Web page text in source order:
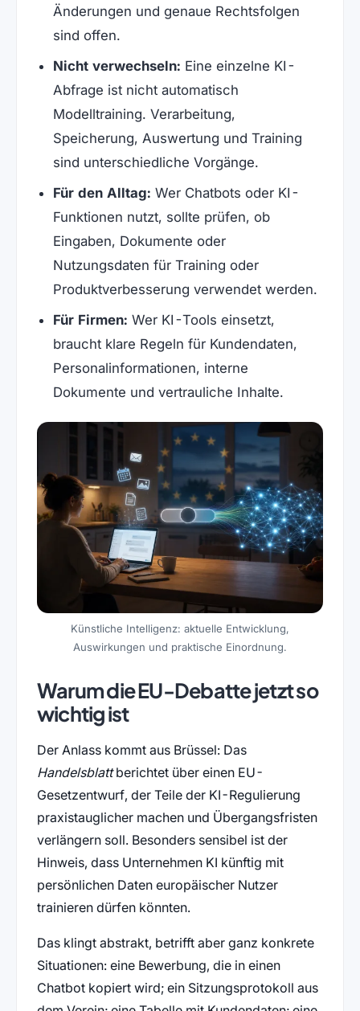
Änderungen und genaue Rechtsfolgen
sind offen.
Nicht verwechseln: Eine einzelne KI-
Abfrage ist nicht automatisch
Modelltraining. Verarbeitung,
Speicherung, Auswertung und Training
sind unterschiedliche Vorgänge.
Für den Alltag: Wer Chatbots oder KI-
Funktionen nutzt, sollte prüfen, ob
Eingaben, Dokumente oder
Nutzungsdaten für Training oder
Produktverbesserung verwendet werden.
Für Firmen: Wer KI-Tools einsetzt,
braucht klare Regeln für Kundendaten,
Personalinformationen, interne
Dokumente und vertrauliche Inhalte.
Künstliche Intelligenz: aktuelle Entwicklung,
Auswirkungen und praktische Einordnung.
Warum die EU-Debatte jetzt so
wichtig ist
Der Anlass kommt aus Brüssel: Das
Handelsblattberichtet über einen EU-
Gesetzentwurf, der Teile der KI-Regulierung
praxistauglicher machen und Übergangsfristen
verlängern soll. Besonders sensibel ist der
Hinweis, dass Unternehmen KI künftig mit
persönlichen Daten europäischer Nutzer
trainieren dürfen könnten.
Das klingt abstrakt, betrifft aber ganz konkrete
Situationen: eine Bewerbung, die in einen
Chatbot kopiert wird; ein Sitzungsprotokoll aus